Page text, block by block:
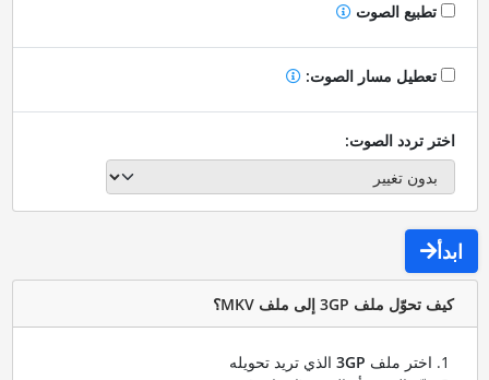
تطبيع الصوت
تعطيل مسار الصوت:
اختر تردد الصوت:
ابدأ
كيف تحوّل ملف 3GP إلى ملف MKV؟
اختر ملف 3GPالذي تريد تحويله